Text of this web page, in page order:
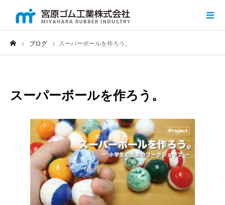
ブログ スーパーボールを作ろう。
スーパーボールを作ろう。